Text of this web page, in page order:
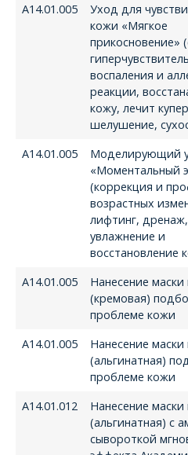
А14.01.005
Уход для
кожи «Мягкое
прикосновение»
воспаления и
реакции,
кожу, лечит
шелушение,
А14.01.005
Моделирующий
«Моментальный
(коррекция и
возрастных
лифтинг, дренаж,
увлажнение и
восстановление
А14.01.005
Нанесение маски
(кремовая)
проблеме кожи
А14.01.005
Нанесение маски
(альгинатная)
проблеме кожи
А14.01.012
Нанесение маски
(альгинатная) с
сывороткой